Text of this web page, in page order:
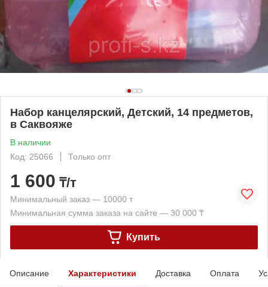
Набор канцелярский, Детский, 14 предметов,
в Саквояже
В наличии
Код: 25066
Только опт
1 600 ₸/т
Минимальный заказ — 10000 т
Минимальная сумма заказа на сайте — 30 000 ₸
Купить
Описание Характеристики Доставка Оплата